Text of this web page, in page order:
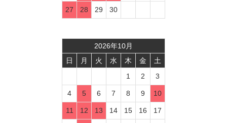
27 28 29 30
2026年10月
日
月 火 水 木 金
土
1
2 3
4 5 6 7 8 9 10
11 12 13 14 15 16 17